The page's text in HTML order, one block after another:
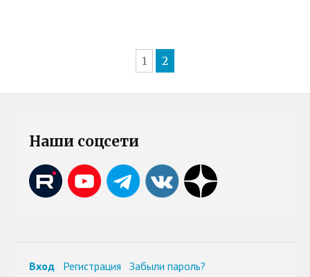
1 2
Наши соцсети
Вход Регистрация
Забыли пароль?